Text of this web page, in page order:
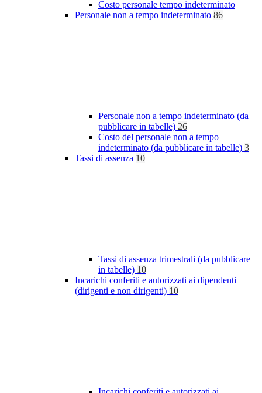
Costo personale tempo indeterminato
Personale non a tempo indeterminato 86
Personale non a tempo indeterminato (da
pubblicare in tabelle) 26
Costo del personale non a tempo
indeterminato (da pubblicare in tabelle) 3
Tassi di assenza 10
Tassi di assenza trimestrali (da pubblicare
in tabelle) 10
Incarichi conferiti e autorizzati ai dipendenti
(dirigenti e non dirigenti) 10